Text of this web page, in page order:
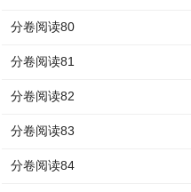
分卷阅读80
分卷阅读81
分卷阅读82
分卷阅读83
分卷阅读84